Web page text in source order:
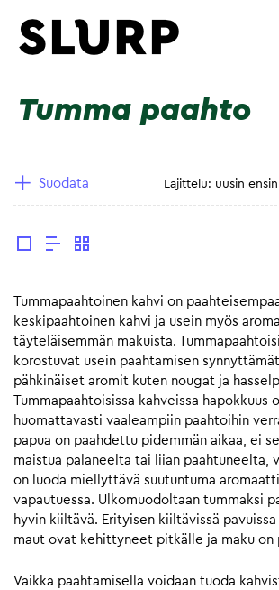
Tumma paahto
Suodata
Tummapaahtoinen kahvi on
keskipaahtoinen kahvi ja usein myös
täyteläisemmän makuista.
korostuvat usein paahtamisen
pähkinäiset aromit kuten nougat ja
Tummapaahtoisissa kahveissa hapokkuus
huomattavasti vaaleampiin paahtoihin
papua on paahdettu pidemmän aikaa, ei
maistua palaneelta tai liian paahtuneelta,
on luoda miellyttävä suutuntuma
vapautuessa. Ulkomuodoltaan tummaksi
hyvin kiiltävä. Erityisen kiiltävissä
maut ovat kehittyneet pitkälle ja maku on
Vaikka paahtamisella voidaan tuoda